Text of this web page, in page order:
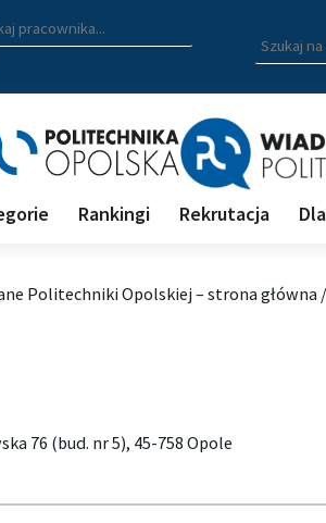
pracowników
nazwisko, fragment nazwiska bądź imię
Wpisz
szukaną
frazę
wyszukać
na
Rankingi Rekrutacja
Politechniki Opolskiej – strona główna /
76 (bud. nr 5), 45-758 Opole